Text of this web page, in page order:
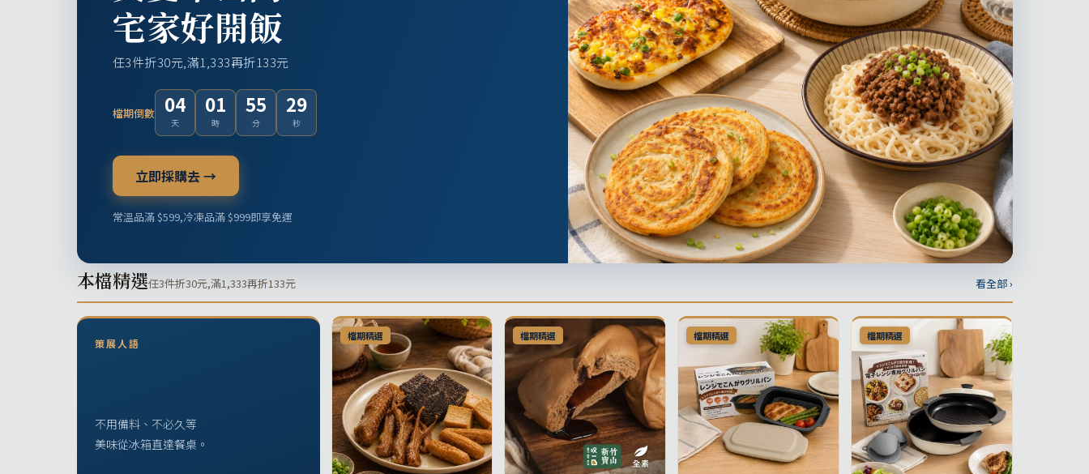
宅家好開飯
任3件折30元,滿1,333再折133元
檔期倒數 04
天
01
時
55
分
27
秒
立即採購去 →
常溫品滿 $599,冷凍品滿 $999即享免運
本檔精選任3件折30元,滿1,333再折133元 看全部 ›
策展人語
不用備料、不必久等
美味從冰箱直達餐桌。
檔期精選 檔期精選 檔期精選 檔期精選